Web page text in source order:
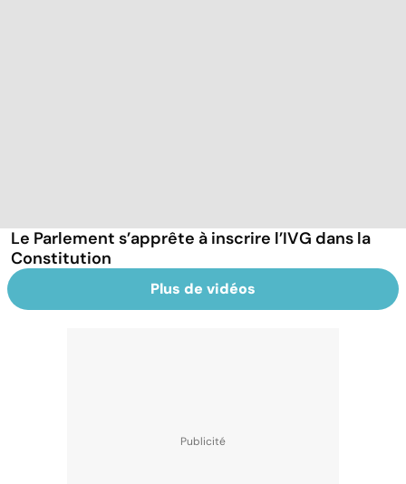
Le Parlement s’apprête à inscrire l’IVG dans la
Constitution
Plus de vidéos